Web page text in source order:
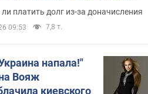
неожиданное решение
платить долг из-за доначисления
09:53 7,8 т.
напала!"
Вояж
киевского